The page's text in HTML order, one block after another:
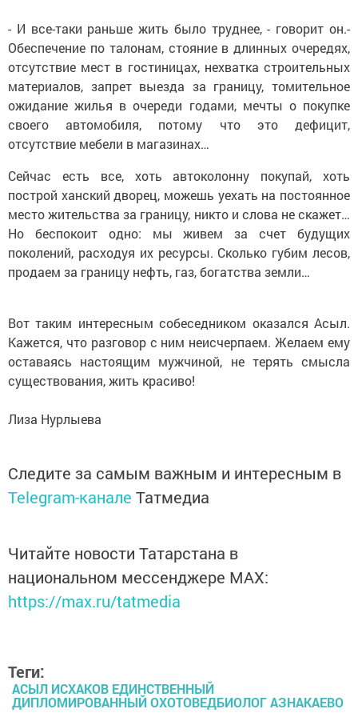
- И все-таки раньше жить было труднее, - говорит он.-
Обеспечение по талонам, стояние в длинных очередях,
отсутствие мест в гостиницах, нехватка строительных
материалов, запрет выезда за границу, томительное
ожидание жилья в очереди годами, мечты о покупке
своего автомобиля, потому что это дефицит,
отсутствие мебели в магазинах…
Сейчас есть все, хоть автоколонну покупай, хоть
построй ханский дворец, можешь уехать на постоянное
место жительства за границу, никто и слова не скажет…
Но беспокоит одно: мы живем за счет будущих
поколений, расходуя их ресурсы. Сколько губим лесов,
продаем за границу нефть, газ, богатства земли…
Вот таким интересным собеседником оказался Асыл.
Кажется, что разговор с ним неисчерпаем. Желаем ему
оставаясь настоящим мужчиной, не терять смысла
существования, жить красиво!
Лиза Нурлыева
Следите за самым важным и интересным в
Telegram-канале Татмедиа
Читайте новости Татарстана в
национальном мессенджере MАХ:
https://max.ru/tatmedia
Теги:
АСЫЛ ИСХАКОВ ЕДИНСТВЕННЫЙ
ДИПЛОМИРОВАННЫЙ ОХОТОВЕДБИОЛОГ АЗНАКАЕВО